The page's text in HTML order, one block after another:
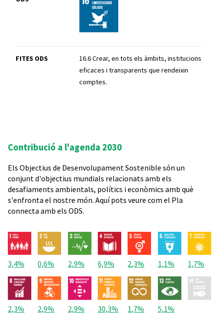
FITES ODS
16.6 Crear, en tots els àmbits, institucions
eficaces i transparents que rendeixin
comptes.
Contribució a l'agenda 2030
Els Objectius de Desenvolupament Sostenible són un
conjunt d'objectius mundials relacionats amb els
desafiaments ambientals, polítics i econòmics amb què
s'enfronta el nostre món. Aquí pots veure com el Pla
connecta amb els ODS.
3,4% 0,6% 2,9% 6,9% 2,3% 1,1% 1,7%
2,3% 2,9% 2,9% 30,3% 1,7% 5,1%